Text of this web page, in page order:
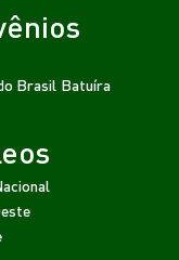
Brasil Batuíra